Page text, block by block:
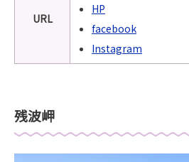
URL
HP
facebook
Instagram
残波岬